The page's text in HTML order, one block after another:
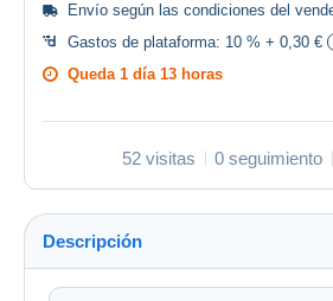
Envío según las condiciones del
Gastos de plataforma: 10 % + 0,30 €
Queda 1 día 13 horas
52 visitas 0 seguimiento
Descripción